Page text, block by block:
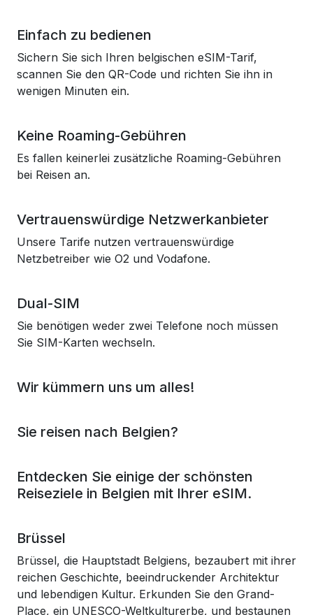
Einfach zu bedienen
Sichern Sie sich Ihren belgischen eSIM-Tarif,
scannen Sie den QR-Code und richten Sie ihn in
wenigen Minuten ein.
Keine Roaming-Gebühren
Es fallen keinerlei zusätzliche Roaming-Gebühren
bei Reisen an.
Vertrauenswürdige Netzwerkanbieter
Unsere Tarife nutzen vertrauenswürdige
Netzbetreiber wie O2 und Vodafone.
Dual-SIM
Sie benötigen weder zwei Telefone noch müssen
Sie SIM-Karten wechseln.
Wir kümmern uns um alles!
Sie reisen nach Belgien?
Entdecken Sie einige der schönsten
Reiseziele in Belgien mit Ihrer eSIM.
Brüssel
Brüssel, die Hauptstadt Belgiens, bezaubert mit ihrer
reichen Geschichte, beeindruckender Architektur
und lebendigen Kultur. Erkunden Sie den Grand-
Place, ein UNESCO-Weltkulturerbe, und bestaunen